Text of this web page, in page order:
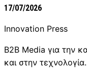
17/07/2026
Innovation Press
B2B Media για την
και στην τεχνολογία.